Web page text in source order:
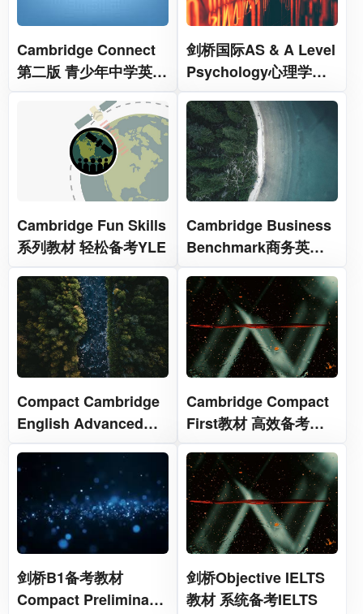
Cambridge Connect
第二版 青少年中学英语
教材
剑桥国际AS & A Level
Psychology心理学教
材
Cambridge Fun Skills
系列教材 轻松备考YLE
Cambridge Business
Benchmark商务英语
课程
Compact Cambridge
English Advanced高
效备考 CAE C1
Advanced考试
Cambridge Compact
First教材 高效备考
FCE
剑桥B1备考教材
Compact Preliminary
剑桥Objective IELTS
教材 系统备考IELTS